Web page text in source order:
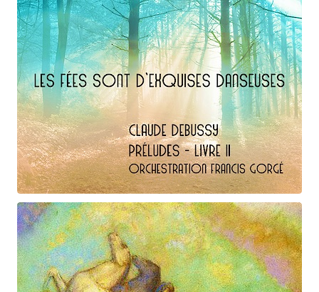
Claude Debussy
Les fées ...